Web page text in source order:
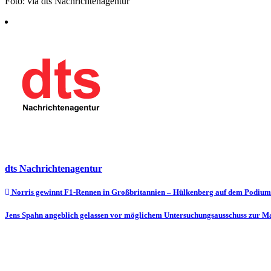
dts Nachrichtenagentur
Beitragsnavigation
Norris gewinnt F1-Rennen in Großbritannien – Hülkenberg auf dem Podium
Jens Spahn angeblich gelassen vor möglichem Untersuchungsausschuss zur